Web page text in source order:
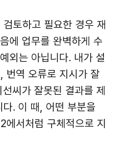
토하고 필요한 경우 재
에 업무를 완벽하게 수
외는 아닙니다. 내가 설
번역 오류로 지시가 잘
씨가 잘못된 결과를 제
. 이 때, 어떤 부분을
에서처럼 구체적으로 지